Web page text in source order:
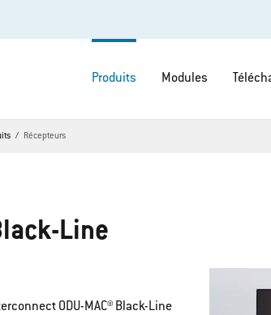
Produits Modules
Récepteurs
Line
ODU-MAC® Black-Line
de maintenance, est